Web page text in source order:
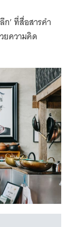
ก’ ที่สื่อสารคำ
ยความคิด